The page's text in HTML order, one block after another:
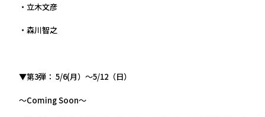
・立木文彦
・森川智之
▼第3弾： 5/6(月）～5/12（日）
～Coming Soon～